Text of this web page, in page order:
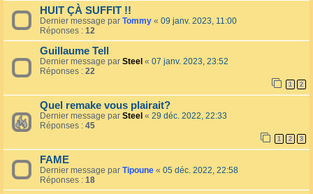
HUIT ÇÀ SUFFIT !!
Dernier message par Tommy « 09 janv. 2023, 11:00
Réponses : 12
Guillaume Tell
Dernier message par Steel « 07 janv. 2023, 23:52
Réponses : 22
1 2
Quel remake vous plairait?
Dernier message par Steel « 29 déc. 2022, 22:33
Réponses : 45
1 2 3
FAME
Dernier message par Tipoune « 05 déc. 2022, 22:58
Réponses : 18